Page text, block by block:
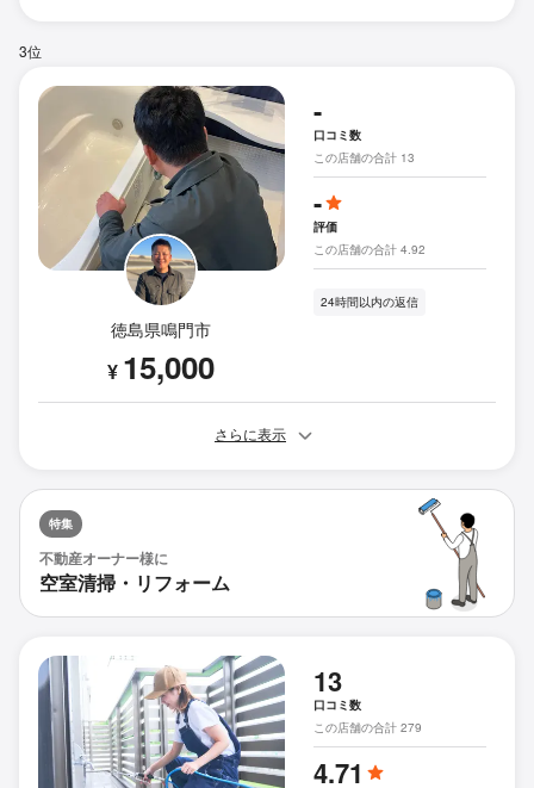
3位
徳島県鳴門市
¥ 15,000
-
口コミ数
この店舗の合計 13
-
評価
この店舗の合計 4.92
24時間以内の返信
さらに表示
特集
不動産オーナー様に
空室清掃・リフォーム
13
口コミ数
この店舗の合計 279
4.71